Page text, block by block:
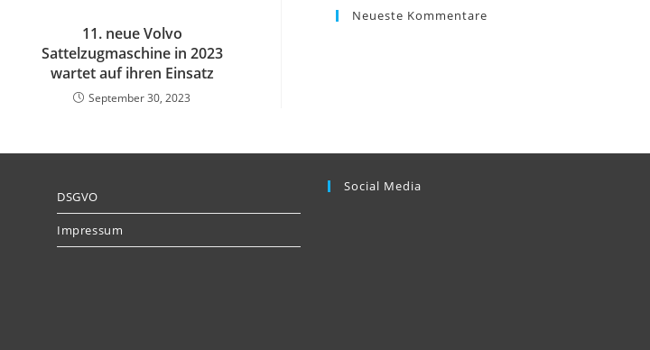
11. neue Volvo
Sattelzugmaschine in 2023
wartet auf ihren Einsatz
September 30, 2023
Neueste Kommentare
DSGVO
Impressum
Social Media